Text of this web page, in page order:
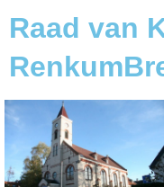
Raad van